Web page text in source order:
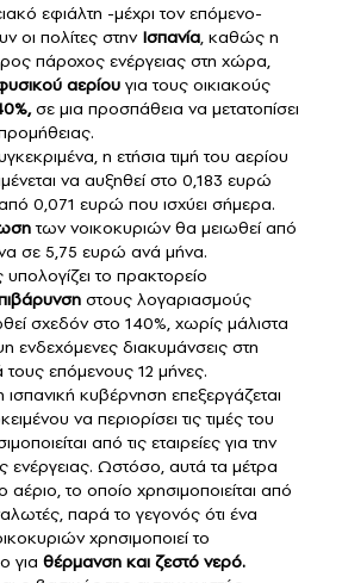
εφιάλτη -μέχρι τον επόμενο-
οι πολίτες στην Ισπανία, καθώς η
πάροχος ενέργειας στη χώρα,
αερίου για τους οικιακούς
σε μια προσπάθεια να μετατοπίσει
η ετήσια τιμή του αερίου
να αυξηθεί στο 0,183 ευρώ
0,071 ευρώ που ισχύει σήμερα.
των νοικοκυριών θα μειωθεί από
σε 5,75 ευρώ ανά μήνα.
το πρακτορείο
στους λογαριασμούς
σχεδόν στο 140%, χωρίς μάλιστα
ενδεχόμενες διακυμάνσεις στη
επόμενους 12 μήνες.
κυβέρνηση επεξεργάζεται
να περιορίσει τις τιμές του
από τις εταιρείες για την
ενέργειας. Ωστόσο, αυτά τα μέτρα
το οποίο χρησιμοποιείται από
παρά το γεγονός ότι ένα
χρησιμοποιεί το
για θέρμανση και ζεστό νερό.